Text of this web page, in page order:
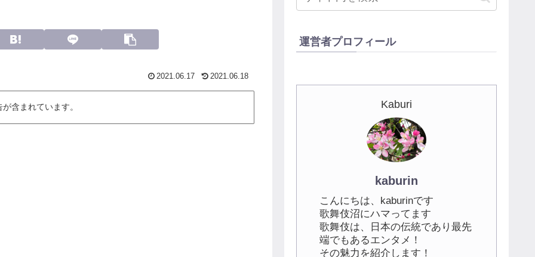
2021.06.17 2021.06.18
含まれています。
運営者プロフィール
Kaburi
kaburin
こんにちは、kaburinです
歌舞伎沼にハマってます
歌舞伎は、日本の伝統であり最先
端でもあるエンタメ！
その魅力を紹介します！